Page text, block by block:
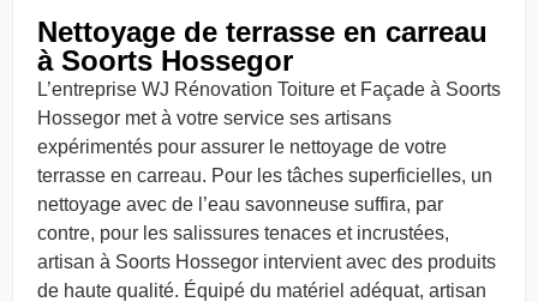
Nettoyage de terrasse en carreau
à Soorts Hossegor
L’entreprise WJ Rénovation Toiture et Façade à Soorts
Hossegor met à votre service ses artisans
expérimentés pour assurer le nettoyage de votre
terrasse en carreau. Pour les tâches superficielles, un
nettoyage avec de l’eau savonneuse suffira, par
contre, pour les salissures tenaces et incrustées,
artisan à Soorts Hossegor intervient avec des produits
de haute qualité. Équipé du matériel adéquat, artisan